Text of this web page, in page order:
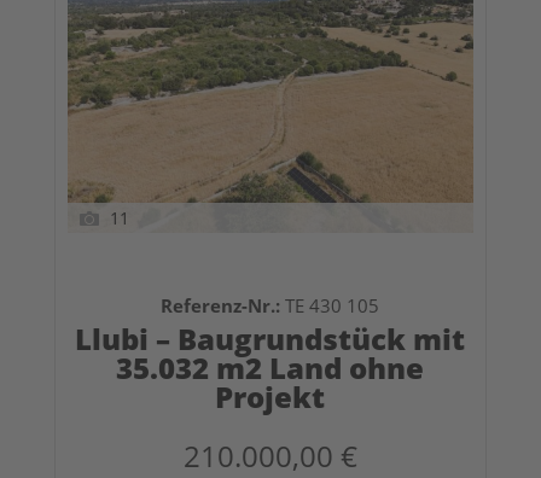
11
Referenz-Nr.: TE 430 105
Llubi – Baugrundstück mit
35.032 m2 Land ohne
Projekt
210.000,00 €